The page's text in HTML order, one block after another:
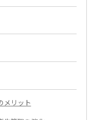
メリット